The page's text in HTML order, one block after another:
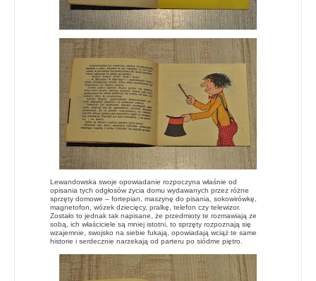
Lewandowska swoje opowiadanie rozpoczyna właśnie od
opisania tych odgłosów życia domu wydawanych przez różne
sprzęty domowe – fortepian, maszynę do pisania, sokowirówkę,
magnetofon, wózek dziecięcy, pralkę, telefon czy telewizor.
Zostało to jednak tak napisane, że przedmioty te rozmawiają ze
sobą, ich właściciele są mniej istotni, to sprzęty rozpoznają się
wzajemnie, swojsko na siebie fukają, opowiadają wciąż te same
historie i serdecznie narzekają od parteru po siódme piętro.